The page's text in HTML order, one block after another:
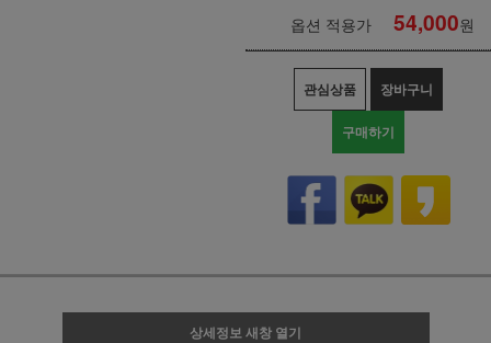
옵션 적용가 54,000원
관심상품 장바구니
구매하기
상세정보 새창 열기